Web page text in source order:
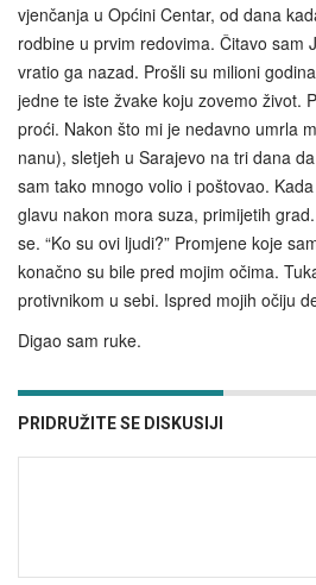
vjenčanja u Općini Centar, od dana
rodbine u prvim redovima. Čitavo sam
vratio ga nazad. Prošli su milioni
jedne te iste žvake koju zovemo život.
proći. Nakon što mi je nedavno umrla
nanu), sletjeh u Sarajevo na tri dana
sam tako mnogo volio i poštovao.
glavu nakon mora suza, primijetih
se. “Ko su ovi ljudi?” Promjene koje
konačno su bile pred mojim očima.
protivnikom u sebi. Ispred mojih očiju
Digao sam ruke.
PRIDRUŽITE SE DISKUSIJI